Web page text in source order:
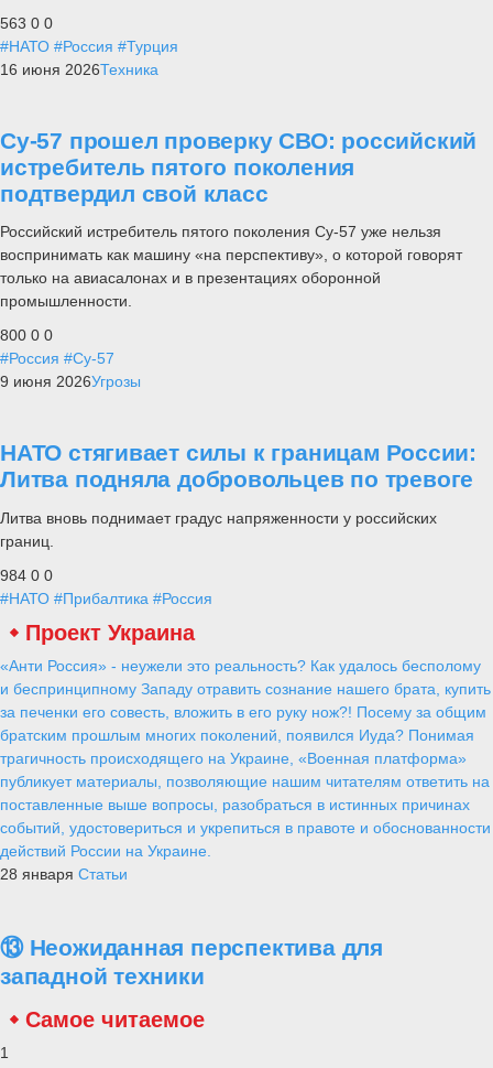
563 0 0
#НАТО #Россия #Турция
16 июня 2026Техника
Су-57 прошел проверку СВО: российский
истребитель пятого поколения
подтвердил свой класс
Российский истребитель пятого поколения Су-57 уже нельзя
воспринимать как машину «на перспективу», о которой говорят
только на авиасалонах и в презентациях оборонной
промышленности.
800 0 0
#Россия #Су-57
9 июня 2026Угрозы
НАТО стягивает силы к границам России:
Литва подняла добровольцев по тревоге
Литва вновь поднимает градус напряженности у российских
границ.
984 0 0
#НАТО #Прибалтика #Россия
Проект Украина
«Анти Россия» - неужели это реальность? Как удалось бесполому
и беспринципному Западу отравить сознание нашего брата, купить
за печенки его совесть, вложить в его руку нож?! Посему за общим
братским прошлым многих поколений, появился Иуда? Понимая
трагичность происходящего на Украине, «Военная платформа»
публикует материалы, позволяющие нашим читателям ответить на
поставленные выше вопросы, разобраться в истинных причинах
событий, удостовериться и укрепиться в правоте и обоснованности
действий России на Украине.
28 января Статьи
⑬ Неожиданная перспектива для
западной техники
Самое читаемое
1